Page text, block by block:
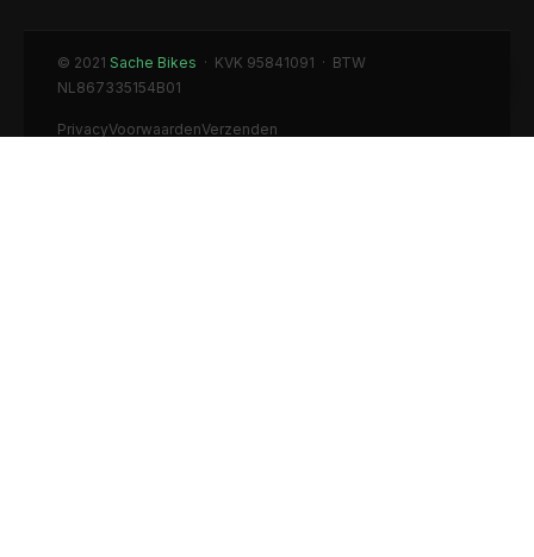
© 2021 Sache Bikes · KVK 95841091 · BTW
NL867335154B01
PrivacyVoorwaardenVerzenden